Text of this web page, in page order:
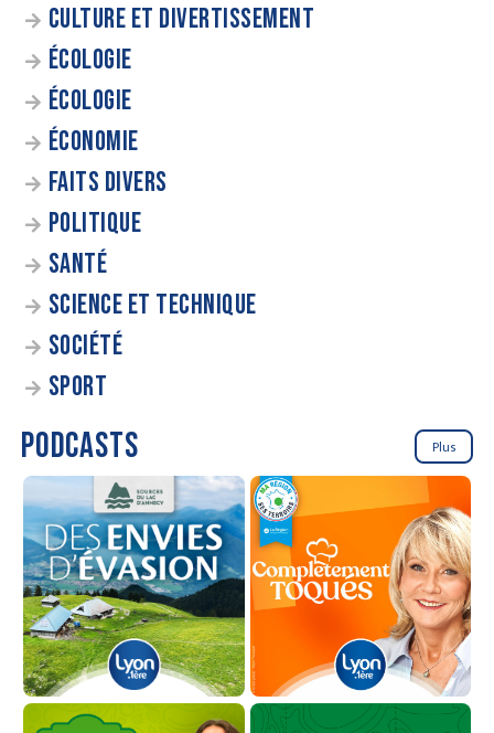
CULTURE ET DIVERTISSEMENT
ÉCOLOGIE
ÉCOLOGIE
ÉCONOMIE
FAITS DIVERS
POLITIQUE
SANTÉ
SCIENCE ET TECHNIQUE
SOCIÉTÉ
SPORT
PODCASTS Plus